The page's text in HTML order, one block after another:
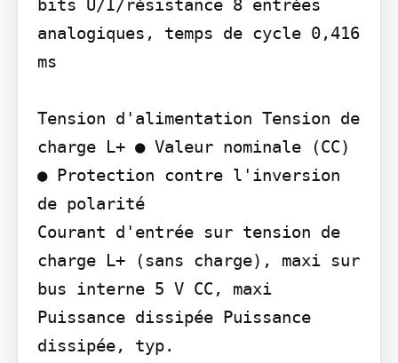
bits U/I/résistance 8 entrées
analogiques, temps de cycle 0,416
ms
Tension d'alimentation Tension de
charge L+ ● Valeur nominale (CC)
● Protection contre l'inversion
de polarité
Courant d'entrée sur tension de
charge L+ (sans charge), maxi sur
bus interne 5 V CC, maxi
Puissance dissipée Puissance
dissipée, typ.